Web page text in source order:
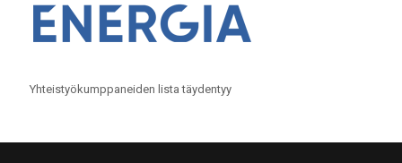
Yhteistyökumppaneiden lista täydentyy